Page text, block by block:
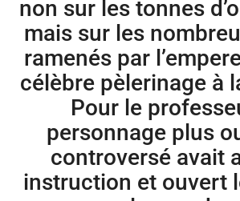
non sur les tonnes
mais sur les
ramenés par
célèbre pèlerinage à
Pour le
personnage plus
controversé avait
instruction et ouvert